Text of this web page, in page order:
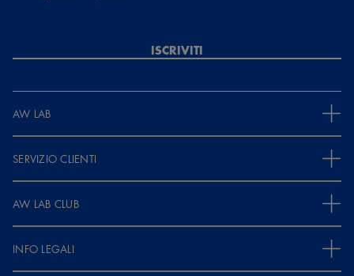
ISCRIVITI
AW LAB
SERVIZIO CLIENTI
AW LAB CLUB
INFO LEGALI